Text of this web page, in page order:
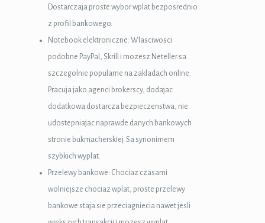
Dostarczaja proste wybor wplat bezposrednio
z profil bankowego.
Notebook elektroniczne: Wlasciwosci
podobne PayPal, Skrill i mozesz Neteller sa
szczegolnie popularne na zakladach online.
Pracuja jako agenci brokerscy, dodajac
dodatkowa dostarcza bezpieczenstwa, nie
udostepniajac naprawde danych bankowych
stronie bukmacherskiej. Sa synonimem
szybkich wyplat.
Przelewy bankowe: Chociaz czasami
wolniejsze chociaz wplat, proste przelewy
bankowe staja sie przeciagniecia nawet jesli